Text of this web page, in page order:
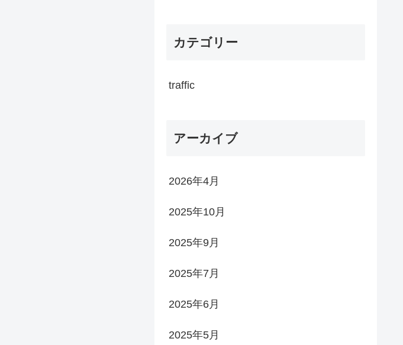
カテゴリー
traffic
アーカイブ
2026年4月
2025年10月
2025年9月
2025年7月
2025年6月
2025年5月